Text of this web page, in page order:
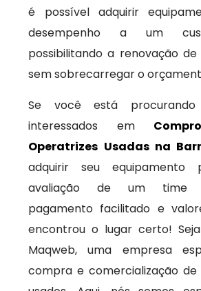
é possível adquirir
desempenho a um
possibilitando a renovação de
sem sobrecarregar o
Se você está
interessados em
Operatrizes Usadas na
adquirir seu equipamento
avaliação de um time
pagamento facilitado e
encontrou o lugar certo!
Maqweb, uma empresa
compra e comercialização de